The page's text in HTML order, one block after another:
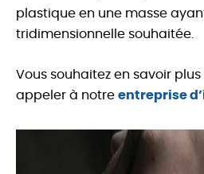
plastique en une masse
tridimensionnelle souhaitée.
Vous souhaitez en savoir plus
appeler à notre entreprise